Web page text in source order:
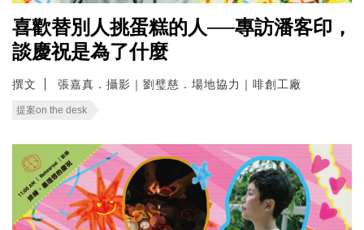
喜歡替別人挑蛋糕的人──專訪潘客印，
談慶祝是為了什麼
撰文 張嘉真．攝影｜劉璧慈．場地協力｜啡創工廠
提案on the desk